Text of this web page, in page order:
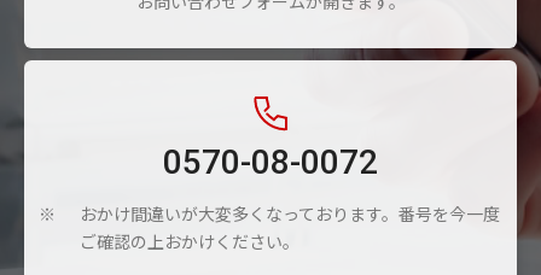
0570-08-0072
※
おかけ間違いが大変多くなっております。番号を今一度
ご確認の上おかけください。